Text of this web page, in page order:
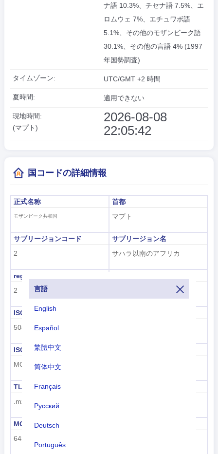
言語
English
Español
繁體中文
简体中文
Français
Русский
Deutsch
Português
ナ語 10.3%、チセナ語 7.5%、エ
ロムウェ 7%、エチュワボ語
5.1%、その他のモザンビーク語
30.1%、その他の言語 4% (1997
年国勢調査)
タイムゾーン: UTC/GMT +2 時間
夏時間: 適用できない
現地時間:
(マプト)
2026-08-08
22:05:43
国コードの詳細情報
正式名称
モザンビーク共和国
首都
マプト
サブリージョンコード
2
サブリージョン名
サハラ以南のアフリカ
region code
2
ISO 3166-1 数値
508
ISO 3166-1-アルファ-3
MOZ
TLD
.mz
MCC
643